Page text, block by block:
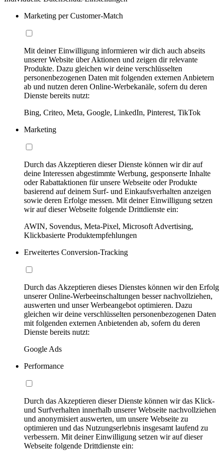
Marketing per Customer-Match
Mit deiner Einwilligung informieren wir dich auch abseits
unserer Website über Aktionen und zeigen dir relevante
Produkte. Dazu gleichen wir deine verschlüsselten
personenbezogenen Daten mit folgenden externen Anbietern
ab und nutzen deren Online-Werbekanäle, sofern du deren
Dienste bereits nutzt:
Bing, Criteo, Meta, Google, LinkedIn, Pinterest, TikTok
Marketing
Durch das Akzeptieren dieser Dienste können wir dir auf
deine Interessen abgestimmte Werbung, gesponserte Inhalte
oder Rabattaktionen für unsere Webseite oder Produkte
basierend auf deinem Surf- und Einkaufsverhalten anzeigen
sowie deren Erfolge messen. Mit deiner Einwilligung setzen
wir auf dieser Webseite folgende Drittdienste ein:
AWIN, Sovendus, Meta-Pixel, Microsoft Advertising,
Klickbasierte Produktempfehlungen
Erweitertes Conversion-Tracking
Durch das Akzeptieren dieses Dienstes können wir den Erfolg
unserer Online-Werbeeinschaltungen besser nachvollziehen,
auswerten und unser Werbeangebot optimieren. Dazu
gleichen wir deine verschlüsselten personenbezogenen Daten
mit folgenden externen Anbietenden ab, sofern du deren
Dienste bereits nutzt:
Google Ads
Performance
Durch das Akzeptieren dieser Dienste können wir das Klick-
und Surfverhalten innerhalb unserer Webseite nachvollziehen
und anonymisiert auswerten, um unsere Webseite zu
optimieren und das Nutzungserlebnis insgesamt laufend zu
verbessern. Mit deiner Einwilligung setzen wir auf dieser
Webseite folgende Drittdienste ein: